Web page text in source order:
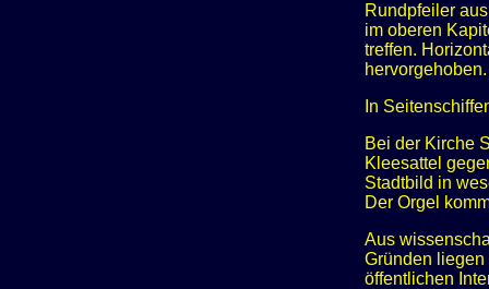
Rundpfeiler
im oberen
treffen.
hervorgehoben.
In
Bei der Kirche
Kleesattel
Stadtbild in
Der Orgel
Aus
Gründen
öffentlichen